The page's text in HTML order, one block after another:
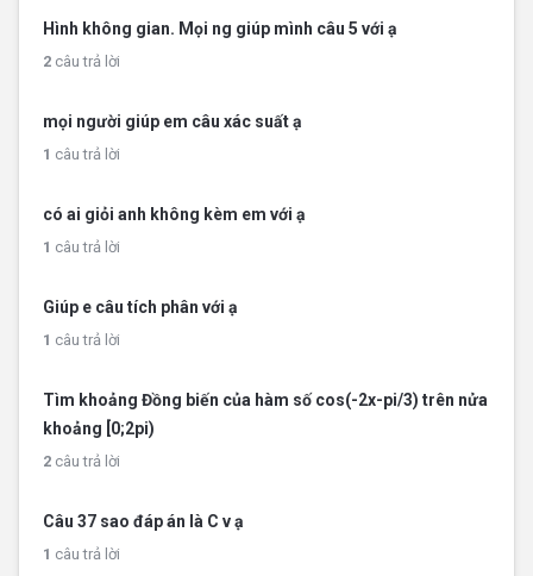
Hình không gian. Mọi ng giúp mình câu 5 với ạ
2 câu trả lời
mọi người giúp em câu xác suất ạ
1 câu trả lời
có ai giỏi anh không kèm em với ạ
1 câu trả lời
Giúp e câu tích phân với ạ
1 câu trả lời
Tìm khoảng Đồng biến của hàm số cos(-2x-pi/3) trên nửa
khoảng [0;2pi)
2 câu trả lời
Câu 37 sao đáp án là C v ạ
1 câu trả lời